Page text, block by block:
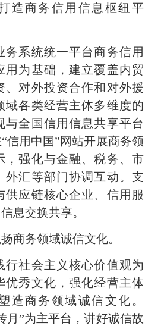
商务信用信息枢纽平
系统统一平台商务信用
用为基础，建立覆盖内贸
、对外投资合作和对外援
域各类经营主体多维度的
与全国信用信息共享平台
信用中国”网站开展商务领
，强化与金融、税务、市
外汇等部门协调互动。支
供应链核心企业、信用服
息交换共享。
务领域诚信文化。
社会主义核心价值观为
优秀文化，强化经营主体
造商务领域诚信文化。
月”为主平台，讲好诚信故